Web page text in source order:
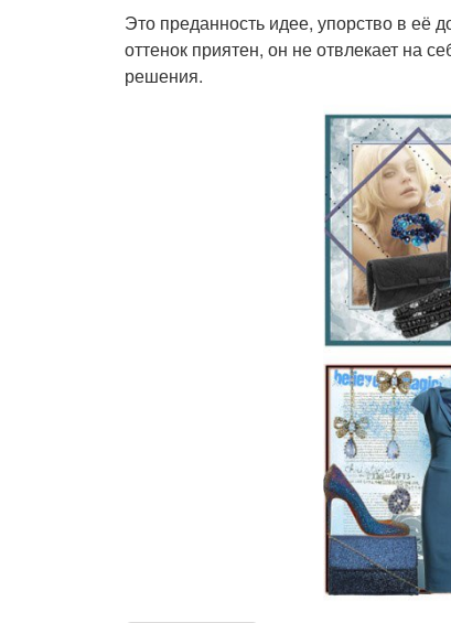
Это преданность идее, упорство в её
оттенок приятен, он не отвлекает на
решения.